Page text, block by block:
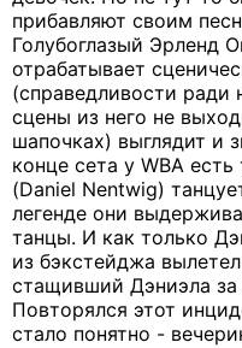
прибавляют своим
Голубоглазый Эрленд
отрабатывает
(справедливости ради
сцены из него не
шапочках) выглядит и
конце сета у WBA
(Daniel Nentwig)
легенде они
танцы. И как только
из бэкстейджа
стащивший Дэниэла за
Повторялся этот
стало понятно -